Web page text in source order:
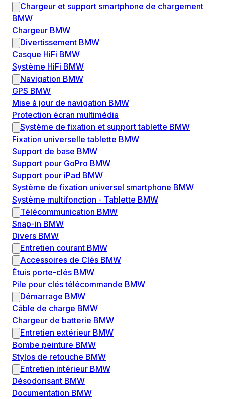
Chargeur et support smartphone de chargement
BMW
Chargeur BMW
Divertissement BMW
Casque HiFi BMW
Système HiFi BMW
Navigation BMW
GPS BMW
Mise à jour de navigation BMW
Protection écran multimédia
Système de fixation et support tablette BMW
Fixation universelle tablette BMW
Support de base BMW
Support pour GoPro BMW
Support pour iPad BMW
Système de fixation universel smartphone BMW
Système multifonction - Tablette BMW
Télécommunication BMW
Snap-in BMW
Divers BMW
Entretien courant BMW
Accessoires de Clés BMW
Étuis porte-clés BMW
Pile pour clés télécommande BMW
Démarrage BMW
Câble de charge BMW
Chargeur de batterie BMW
Entretien extérieur BMW
Bombe peinture BMW
Stylos de retouche BMW
Entretien intérieur BMW
Désodorisant BMW
Documentation BMW